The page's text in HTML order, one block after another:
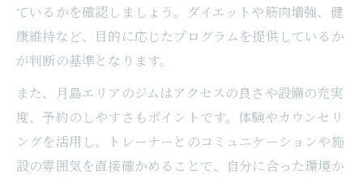
ているかを確認しましょう。ダイエットや筋肉増強、健
康維持など、目的に応じたプログラムを提供しているか
が判断の基準となります。
また、月島エリアのジムはアクセスの良さや設備の充実
度、予約のしやすさもポイントです。体験やカウンセリ
ングを活用し、トレーナーとのコミュニケーションや施
設の雰囲気を直接確かめることで、自分に合った環境か